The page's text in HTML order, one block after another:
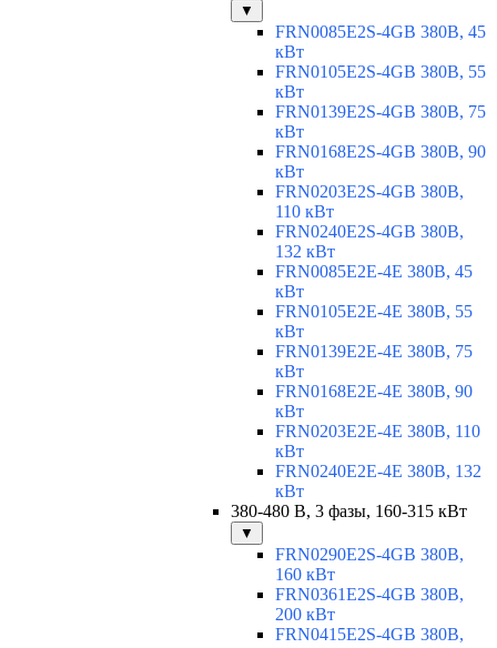
▼
FRN0085E2S-4GB 380В, 45
кВт
FRN0105E2S-4GB 380В, 55
кВт
FRN0139E2S-4GB 380В, 75
кВт
FRN0168E2S-4GB 380В, 90
кВт
FRN0203E2S-4GB 380В,
110 кВт
FRN0240E2S-4GB 380В,
132 кВт
FRN0085E2E-4E 380В, 45
кВт
FRN0105E2E-4E 380В, 55
кВт
FRN0139E2E-4E 380В, 75
кВт
FRN0168E2E-4E 380В, 90
кВт
FRN0203E2E-4E 380В, 110
кВт
FRN0240E2E-4E 380В, 132
кВт
380-480 В, 3 фазы, 160-315 кВт
▼
FRN0290E2S-4GB 380В,
160 кВт
FRN0361E2S-4GB 380В,
200 кВт
FRN0415E2S-4GB 380В,